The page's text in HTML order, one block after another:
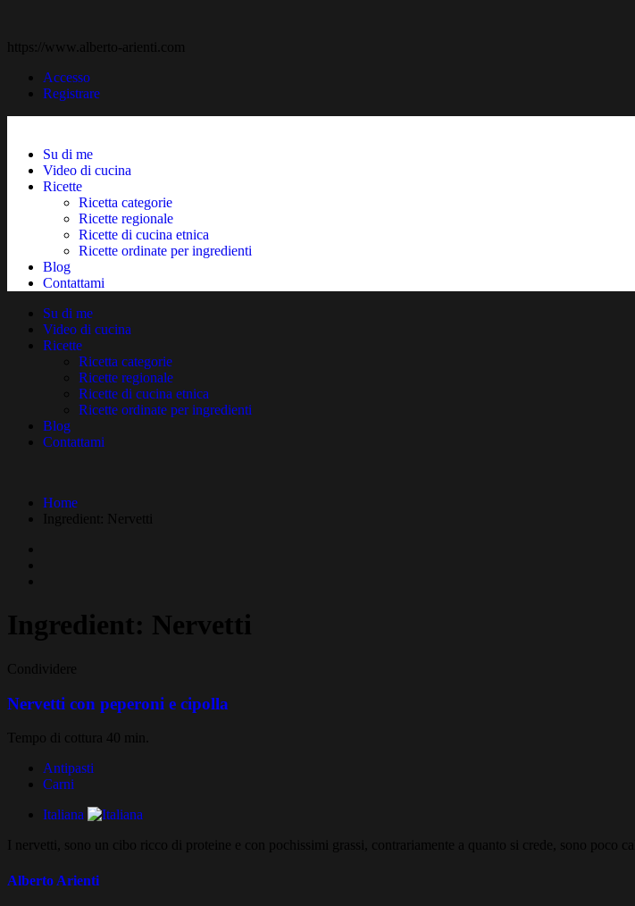
https://www.alberto-arienti.com
Accesso
Registrare
Su di me
Video di cucina
Ricette
Ricetta categorie
Ricette regionale
Ricette di cucina etnica
Ricette ordinate per ingredienti
Blog
Contattami
Su di me
Video di cucina
Ricette
Ricetta categorie
Ricette regionale
Ricette di cucina etnica
Ricette ordinate per ingredienti
Blog
Contattami
Home
Ingredient:
Nervetti
Ingredient: Nervetti
Condividere
Nervetti con peperoni e cipolla
Tempo di cottura 40 min.
Antipasti
Carni
Italiana
I nervetti, sono un cibo ricco di proteine e con pochissimi grassi, contrariamente a quanto si crede, sono poco
Alberto Arienti